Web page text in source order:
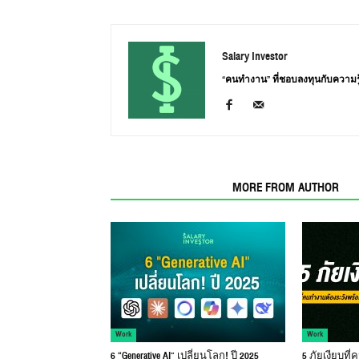
Salary Investor
“คนทำงาน” ที่ชอบลงทุนกับควา
MORE FROM AUTHOR
Work Work